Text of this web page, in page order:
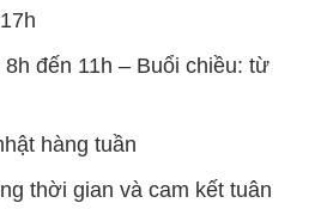
đến 11h – Buổi chiều: từ
hàng tuần
thời gian và cam kết tuân